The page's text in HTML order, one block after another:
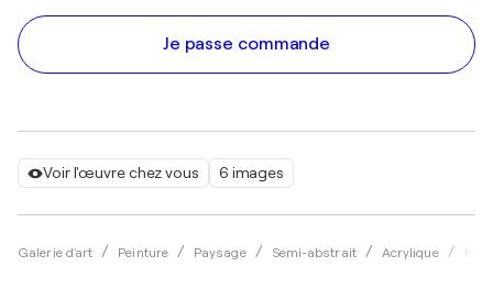
Voir l'œuvre chez vous 6 images
Galerie d'art Peinture Paysage Semi-abstrait Acrylique
Je passe commande